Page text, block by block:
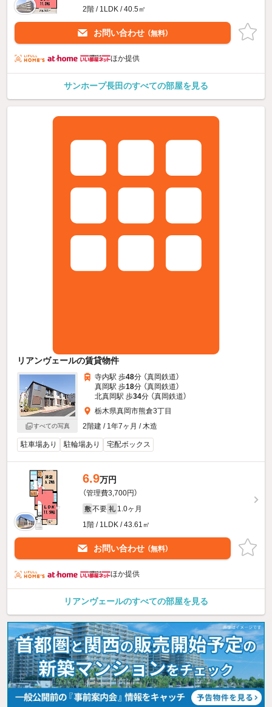
2階 / 1LDK / 40.5㎡
お問い合わせ （無料）
ほか提供
サンホープ長田のすべての部屋を見る
リアンヴェールの賃貸物件
すべての写真
寺内駅 歩48分 （真岡鉄道）
真岡駅 歩18分 （真岡鉄道）
北真岡駅 歩34分 （真岡鉄道）
栃木県真岡市熊倉3丁目
2階建 / 1年7ヶ月 / 木造
駐車場あり 駐輪場あり 宅配ボックス
6.9万円
（管理費3,700円）
敷 不要 礼 1.0ヶ月
1階 / 1LDK / 43.61㎡
お問い合わせ （無料）
ほか提供
リアンヴェールのすべての部屋を見る